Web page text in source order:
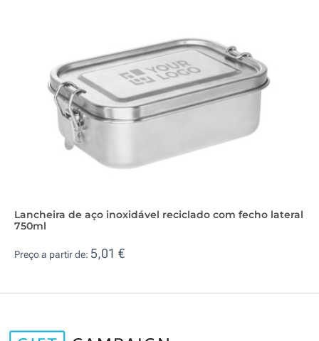
Lancheira de aço inoxidável reciclado com fecho lateral
750ml
Preço a partir de: 5,01 €